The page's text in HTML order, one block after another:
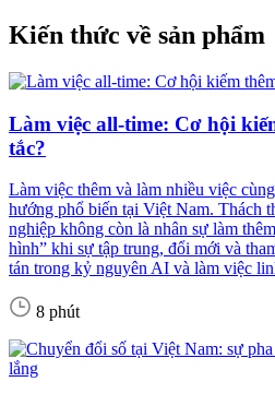
Kiến thức về sản phẩm
Làm việc all-time: Cơ hội
tắc?
Làm việc thêm và làm nhiều việc
hướng phổ biến tại Việt Nam. Thách
nghiệp không còn là nhân sự làm
hình” khi sự tập trung, đổi mới và
tán trong kỷ nguyên AI và làm việc
8 phút